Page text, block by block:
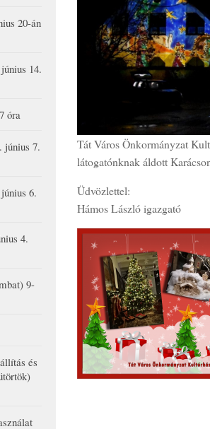
Tát Város Önkormányzat
látogatónknak áldott
Üdvözlettel:
Hámos László igazgató
20-án
14.
óra
június 7.
6.
4.
9-
és